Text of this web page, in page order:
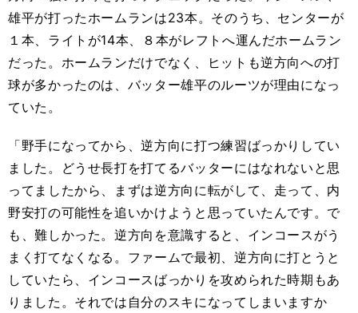
雄平が打ったホームランは23本。そのうち、センターが
１本、ライトが14本、８本がレフトへ運んだホームラン
だった。ホームランだけでなく、ヒットも逆方向への打
球が多かったのは、バッター雄平のルーツが理由になっ
ていた。
「野手になってから、逆方向に打つ練習ばっかりしてい
ました。どうせ長打を打てるバッターにはなれないと思
ってましたから、まずは逆方向に転がして、走って、内
野安打の可能性を追いかけようと思っていたんです。で
も、難しかった。逆方向を意識すると、インコースがう
まく打てなくなる。ファームで最初、逆方向に打とうと
していたら、インコースばっかりを攻められた時期もあ
りました。それでは自分のスキになってしまいますか